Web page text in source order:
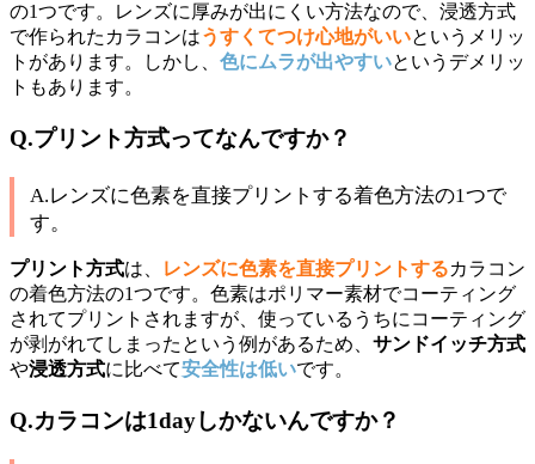
の1つです。レンズに厚みが出にくい方法なので、浸透方式
で作られたカラコンはうすくてつけ心地がいいというメリッ
トがあります。しかし、 色にムラが出やすいというデメリッ
トもあります。
Q.プリント方式ってなんですか？
A.レンズに色素を直接プリントする着色方法の1つで
す。
プリント方式は、 レンズに色素を直接プリントするカラコン
の着色方法の1つです。色素はポリマー素材でコーティング
されてプリントされますが、使っているうちにコーティング
が剥がれてしまったという例があるため、 サンドイッチ方式
や浸透方式に比べて安全性は低いです。
Q.カラコンは1dayしかないんですか？